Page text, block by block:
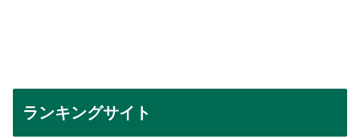
ランキングサイト